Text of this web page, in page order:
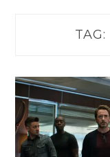
TAG: